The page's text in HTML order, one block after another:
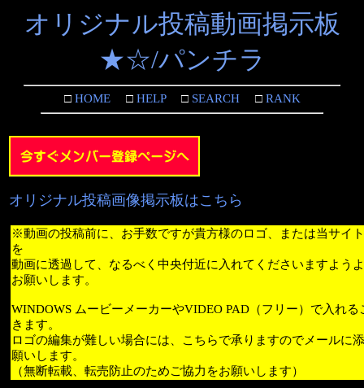
オリジナル投稿動画掲示板
★☆/パンチラ
□HOME□HELP□SEARCH□RANK
オリジナル投稿画像掲示板はこちら
※動画の投稿前に、お手数ですが貴方様のロゴ、または当サイ
を
動画に透過して、なるべく中央付近に入れてくださいますよう
お願いします。
WINDOWS ムービーメーカーやVIDEO PAD（フリー）で入れる
きます。
ロゴの編集が難しい場合には、こちらで承りますのでメールに
願いします。
（無断転載、転売防止のためご協力をお願いします）